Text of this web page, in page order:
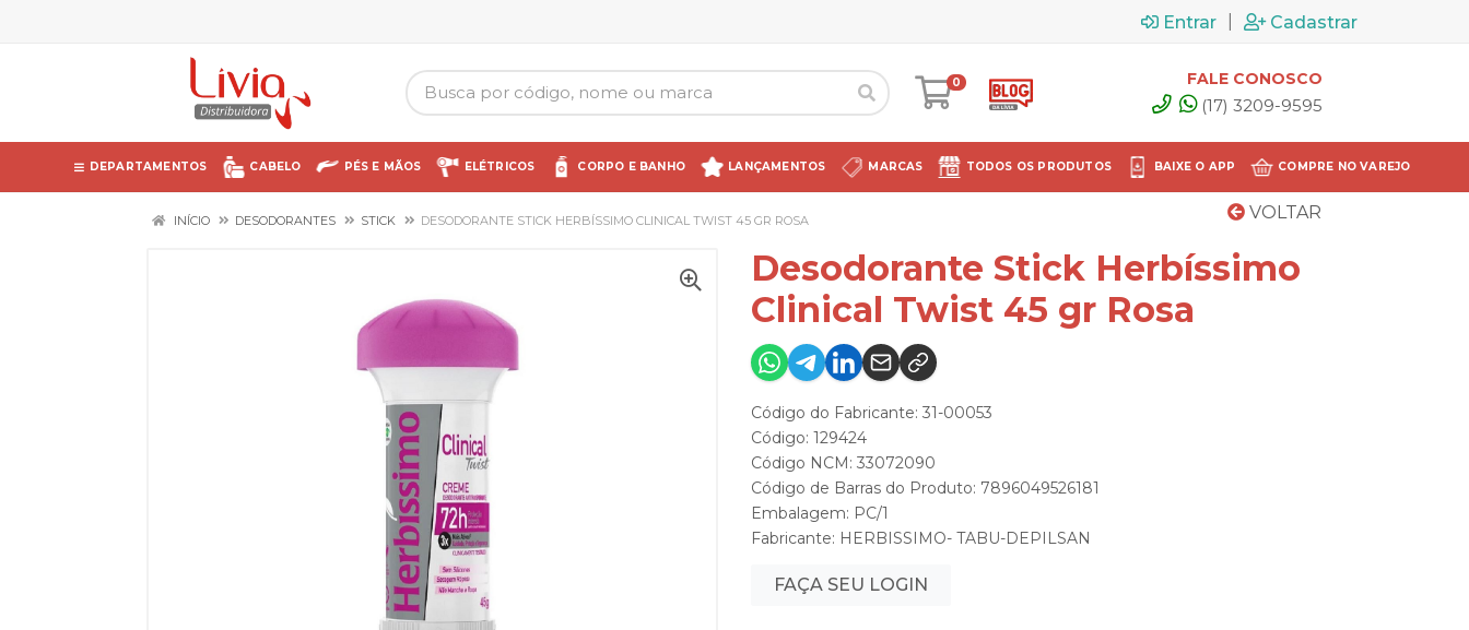
Entrar Cadastrar
0 FALE CONOSCO
(17) 3209-9595
DEPARTAMENTOS CABELO PÉS E MÃOS ELÉTRICOS CORPO E BANHO LANÇAMENTOS MARCAS TODOS OS PRODUTOS BAIXE O APP COMPRE NO VAREJO
VOLTAR
INÍCIO DESODORANTES STICK DESODORANTE STICK HERBÍSSIMO CLINICAL TWIST 45 GR ROSA
Desodorante Stick Herbíssimo
Clinical Twist 45 gr Rosa
Código do Fabricante: 31-00053
Código: 129424
Código NCM: 33072090
Código de Barras do Produto: 7896049526181
Embalagem: PC/1
Fabricante: HERBISSIMO- TABU-DEPILSAN
FAÇA SEU LOGIN